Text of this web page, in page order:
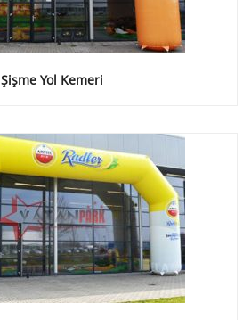
Şişme Yol Kemeri